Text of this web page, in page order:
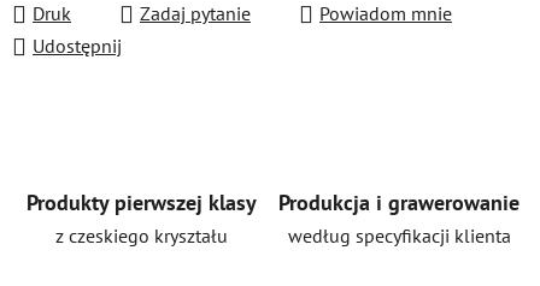
Druk Zadaj pytanie
Powiadom mnie
Udostępnij
Produkty pierwszej klasy
z czeskiego kryształu
Produkcja i grawerowanie
według specyfikacji klienta